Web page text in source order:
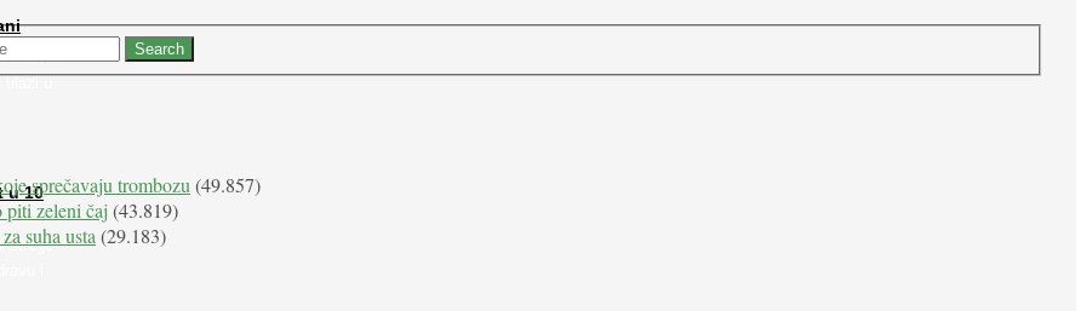
u 10
stroge
i
sprečavaju trombozu (49.857)
piti zeleni čaj (43.819)
suha usta (29.183)